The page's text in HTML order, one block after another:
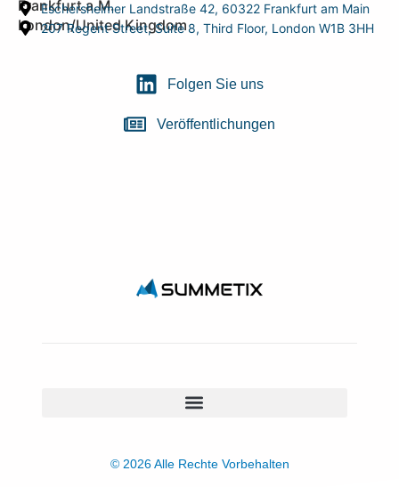
Frankfurt a.M.
Eschersheimer Landstraße 42, 60322 Frankfurt am Main
London/United Kingdom
207 Regent Street, Suite 8, Third Floor, London W1B 3HH
Folgen Sie uns
Veröffentlichungen
© 2026 Alle Rechte Vorbehalten